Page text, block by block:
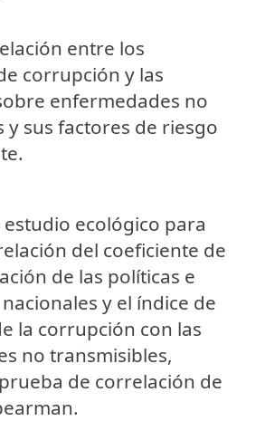
entre los
corrupción y las
enfermedades no
y sus factores de riesgo
estudio ecológico para
del coeficiente de
de las políticas e
y el índice de
la corrupción con las
no transmisibles,
de correlación de